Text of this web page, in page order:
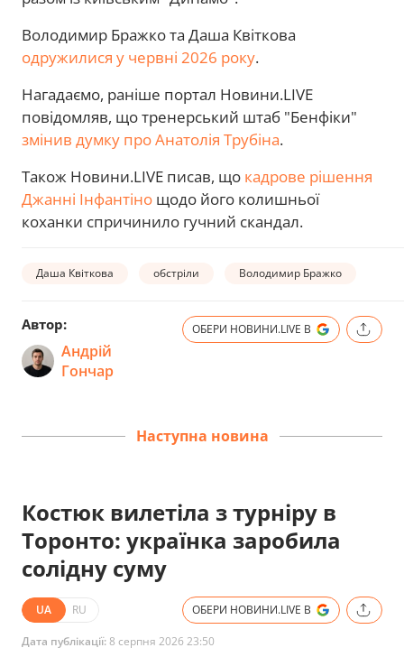
Володимир Бражко та Даша Квіткова
одружилися у червні 2026 року.
Нагадаємо, раніше портал Новини.LIVE
повідомляв, що тренерський штаб "Бенфіки"
змінив думку про Анатолія Трубіна.
Також Новини.LIVE писав, що кадрове рішення
Джанні Інфантіно щодо його колишньої
коханки спричинило гучний скандал.
Даша Квіткова обстріли Володимир Бражко
Автор:
Андрій
Гончар
ОБЕРИ НОВИНИ.LIVE В
Наступна новина
Костюк вилетіла з турніру в
Торонто: українка заробила
солідну суму
UA RU ОБЕРИ НОВИНИ.LIVE В
Дата публікації:8 серпня 2026 23:50